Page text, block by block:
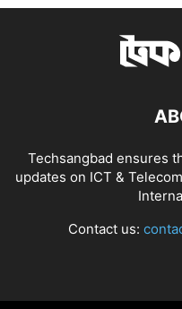
Techsangbad ensures
updates on ICT &
Contact us: